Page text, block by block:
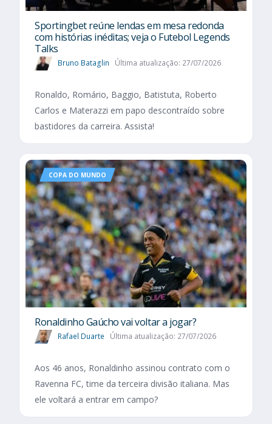
Sportingbet reúne lendas em mesa redonda
com histórias inéditas; veja o Futebol Legends
Talks
Bruno Bataglin Última atualização: 27/07/2026
Ronaldo, Romário, Baggio, Batistuta, Roberto
Carlos e Materazzi em papo descontraído sobre
bastidores da carreira. Assista!
COPA DO MUNDO
Ronaldinho Gaúcho vai voltar a jogar?
Rafael Duarte Última atualização: 27/07/2026
Aos 46 anos, Ronaldinho assinou contrato com o
Ravenna FC, time da terceira divisão italiana. Mas
ele voltará a entrar em campo?